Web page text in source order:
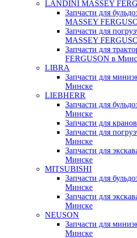
LANDINI MASSEY
Запчасти для
MASSEY
Запчасти для
MASSEY
Запчасти для
FERGUSON в
LIBRA
Запчасти для
Минске
LIEBHERR
Запчасти для
Минске
Запчасти для
Запчасти для
Минске
Запчасти для
Минске
MITSUBISHI
Запчасти для
Минске
Запчасти для
Минске
NEUSON
Запчасти для
Минске